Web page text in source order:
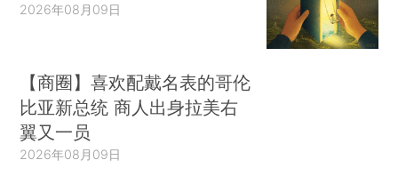
2026年08月09日
【商圈】喜欢配戴名表的哥伦
比亚新总统 商人出身拉美右
翼又一员
2026年08月09日